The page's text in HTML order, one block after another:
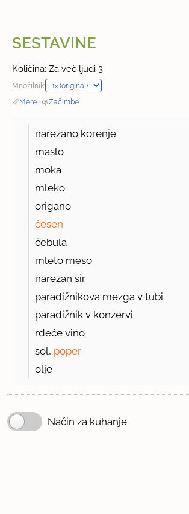
SESTAVINE
Količina: Za več ljudi 3
Množilnik:
📏Mere · 🌿Začimbe
narezano korenje
maslo
moka
mleko
origano
česen
čebula
mleto meso
narezan sir
paradižnikova mezga v tubi
paradižnik v konzervi
rdeče vino
sol, poper
olje
Način za kuhanje